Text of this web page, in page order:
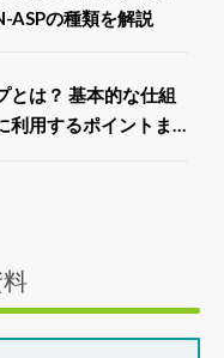
ASPの種類を解説
とは？ 基本的な仕組
利用するポイントま